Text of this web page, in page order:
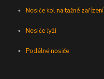
Nosiče kol na tažné zařízení
Nosiče lyží
Podélné nosiče